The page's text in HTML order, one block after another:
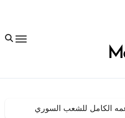
الكامل للشعب السوري